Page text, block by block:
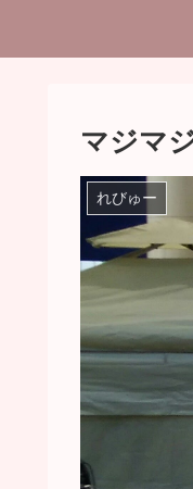
マジマ
れびゅー